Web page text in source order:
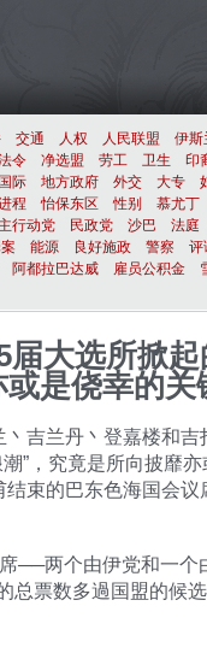
交通 人权 人民联盟
伊斯
令 净选盟 劳工 卫生
印
国际 地方政府 外交 大专
程 怡保东区 性别
慕尤丁
行动党 民政党 沙巴
法庭
能源 良好施政 警察
评
阿都拉巴达威 雇员公积金
大选所掀
是侥幸的关
吉兰丹丶登嘉楼和吉
”，究竟是所向披靡
束的巴东色海国会议
──两个由伊党和一个
总票数多過国盟的候